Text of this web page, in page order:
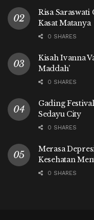
Risa Saraswati
Kasat Matanya
0 SHARES
Kisah Ivanna
Maddah’
0 SHARES
Gading
Sedayu City
0 SHARES
Merasa
Kesehatan
0 SHARES